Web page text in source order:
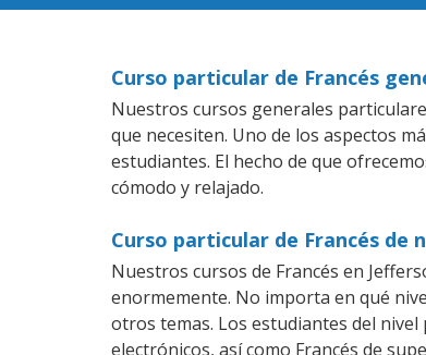
Curso particular de Francés
Nuestros cursos generales
que necesiten. Uno de los aspectos
estudiantes. El hecho de que
cómodo y relajado.
Curso particular de Francés de
Nuestros cursos de Francés en
enormemente. No importa en qué
otros temas. Los estudiantes del
electrónicos, así como Francés de